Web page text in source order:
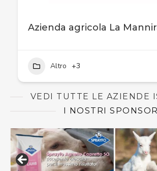
Azienda agricola La
Altro +3
VEDI TUTTE LE AZIENDE
I NOSTRI